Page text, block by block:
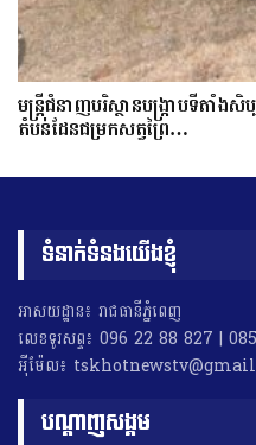
មន្ត្រីជំនាញបរិស្ថានបង្រ្កាបទីតាំង
តំបន់ដែនជម្រកសត្វព្រៃ…
ទំនាក់ទំនងយើងខ្ញុំ
អាសយដ្ឋាន៖ រាជធានីភ្នំពេញ
លេខទូរសព្ទ៖ 096 22 88 827 |
អុីម៉ែល៖
បណ្តាញសង្គម